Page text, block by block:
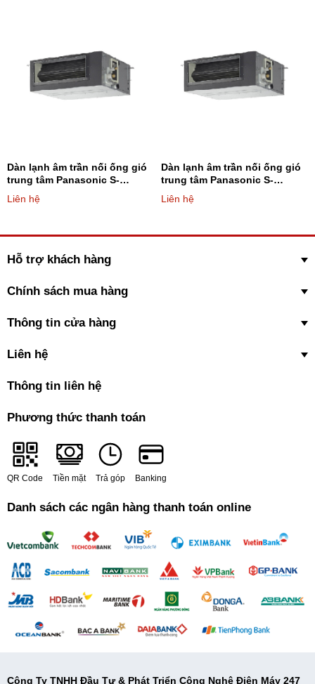
Dàn lạnh âm trần nối ống gió
trung tâm Panasonic S-
45MF2E5A8 15.400BTU - Loại
2 chiều (AST trung bình)
Liên hệ
Dàn lạnh âm trần nối ống gió
trung tâm Panasonic S-
56MF2E5A8 19.100BTU - Loại
2 chiều (AST trung bình)
Liên hệ
Hỗ trợ khách hàng
Chính sách mua hàng
Thông tin cửa hàng
Liên hệ
Thông tin liên hệ
Phương thức thanh toán
QR Code Tiền mặt Trả góp Banking
Danh sách các ngân hàng thanh toán online
Công Ty TNHH Đầu Tư & Phát Triển Công Nghệ Điện Máy 247